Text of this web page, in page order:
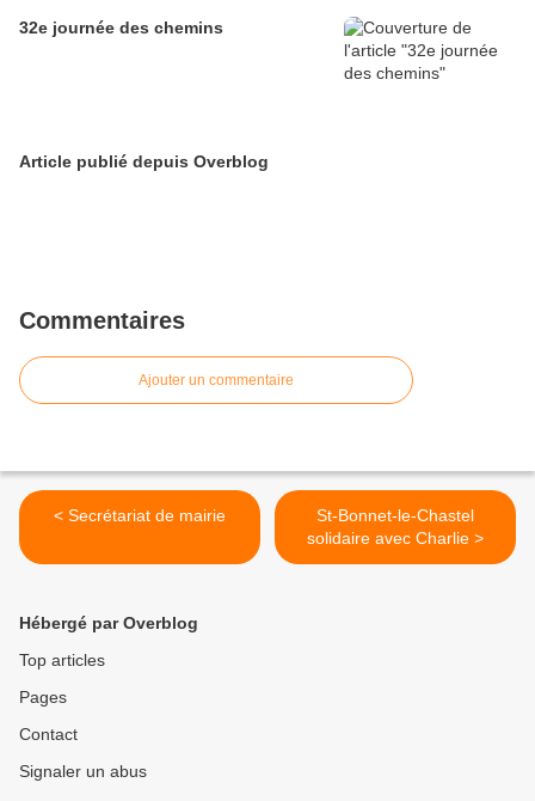
32e journée des chemins
Article publié depuis Overblog
Commentaires
Ajouter un commentaire
< Secrétariat de mairie
St-Bonnet-le-Chastel
solidaire avec Charlie >
Hébergé par Overblog
Top articles
Pages
Contact
Signaler un abus